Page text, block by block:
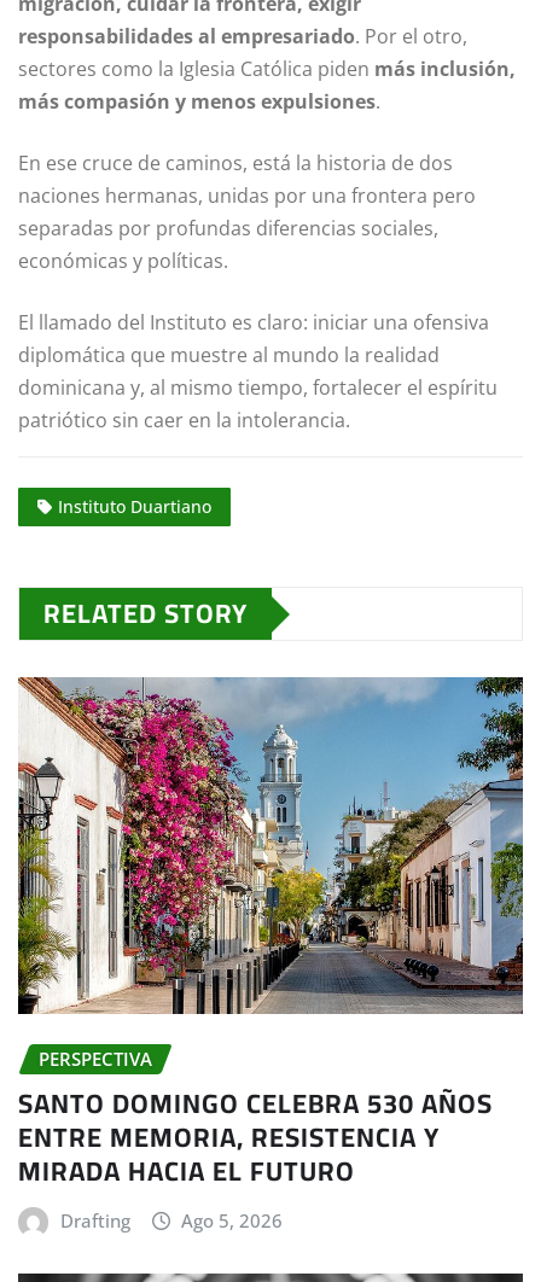
responsabilidades al empresariado. Por el otro,
sectores como la Iglesia Católica piden más inclusión,
más compasión y menos expulsiones.
En ese cruce de caminos, está la historia de dos
naciones hermanas, unidas por una frontera pero
separadas por profundas diferencias sociales,
económicas y políticas.
El llamado del Instituto es claro: iniciar una ofensiva
diplomática que muestre al mundo la realidad
dominicana y, al mismo tiempo, fortalecer el espíritu
patriótico sin caer en la intolerancia.
Instituto Duartiano
RELATED STORY
PERSPECTIVA
SANTO DOMINGO CELEBRA 530 AÑOS
ENTRE MEMORIA, RESISTENCIA Y
MIRADA HACIA EL FUTURO
Drafting Ago 5, 2026